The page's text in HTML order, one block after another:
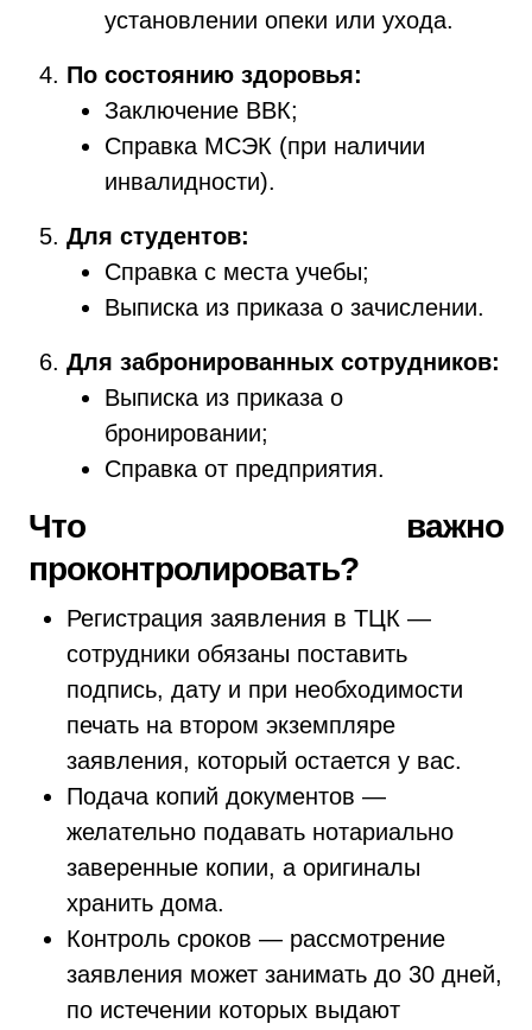
установлении опеки или ухода.
По состоянию здоровья:
Заключение ВВК;
Справка МСЭК (при наличии
инвалидности).
Для студентов:
Справка с места учебы;
Выписка из приказа о зачислении.
Для забронированных сотрудников:
Выписка из приказа о
бронировании;
Справка от предприятия.
Что важно
проконтролировать?
Регистрация заявления в ТЦК —
сотрудники обязаны поставить
подпись, дату и при необходимости
печать на втором экземпляре
заявления, который остается у вас.
Подача копий документов —
желательно подавать нотариально
заверенные копии, а оригиналы
хранить дома.
Контроль сроков — рассмотрение
заявления может занимать до 30 дней,
по истечении которых выдают